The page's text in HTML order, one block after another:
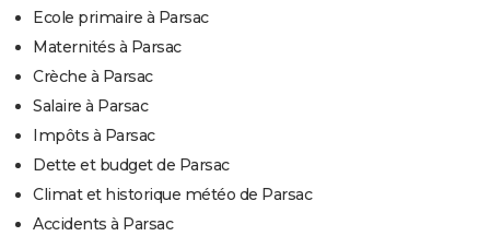
Ecole primaire à Parsac
Maternités à Parsac
Crèche à Parsac
Salaire à Parsac
Impôts à Parsac
Dette et budget de Parsac
Climat et historique météo de Parsac
Accidents à Parsac